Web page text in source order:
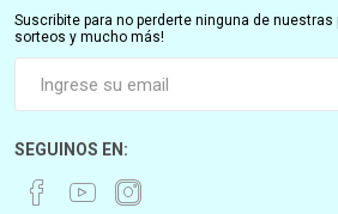
Suscribite para no perderte ninguna de
sorteos y mucho más!
SEGUINOS EN: